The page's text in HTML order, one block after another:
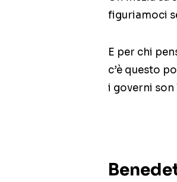
figuriamoci
E per chi
c’è questo
i governi son